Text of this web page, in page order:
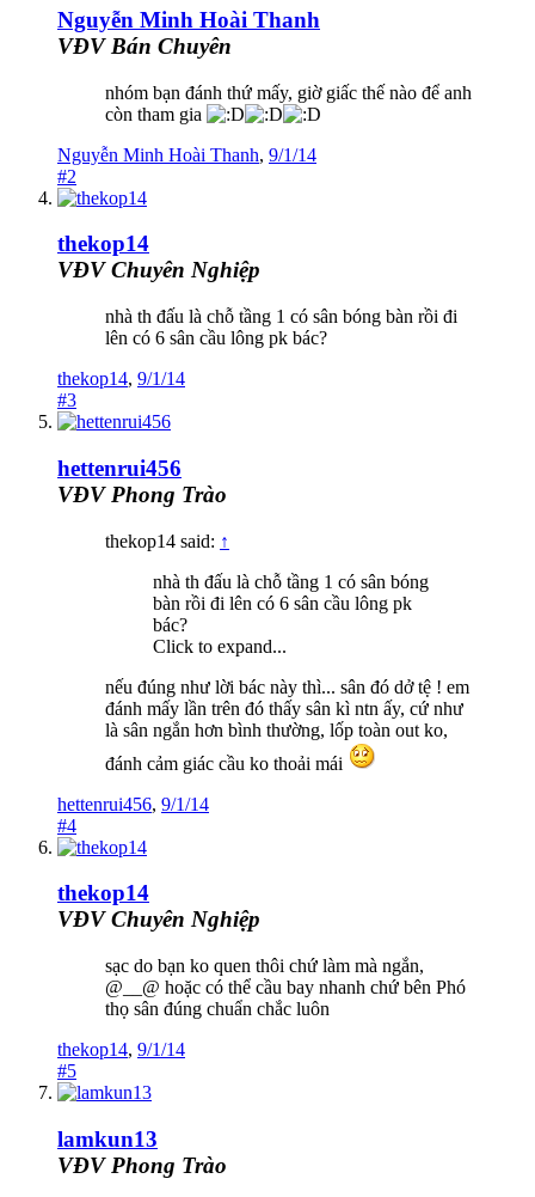
Nguyễn Minh Hoài Thanh
VĐV Bán Chuyên
nhóm bạn đánh thứ mấy, giờ giấc thế nào để anh
còn tham gia
Nguyễn Minh Hoài Thanh, 9/1/14
#2
thekop14
VĐV Chuyên Nghiệp
nhà th đấu là chỗ tầng 1 có sân bóng bàn rồi đi
lên có 6 sân cầu lông pk bác?
thekop14, 9/1/14
#3
hettenrui456
VĐV Phong Trào
thekop14 said: ↑
nhà th đấu là chỗ tầng 1 có sân bóng
bàn rồi đi lên có 6 sân cầu lông pk
bác?
Click to expand...
nếu đúng như lời bác này thì... sân đó dở tệ ! em
đánh mấy lần trên đó thấy sân kì ntn ấy, cứ như
là sân ngắn hơn bình thường, lốp toàn out ko,
đánh cảm giác cầu ko thoải mái
hettenrui456, 9/1/14
#4
thekop14
VĐV Chuyên Nghiệp
sạc do bạn ko quen thôi chứ làm mà ngắn,
@__@ hoặc có thể cầu bay nhanh chứ bên Phó
thọ sân đúng chuẩn chắc luôn
thekop14, 9/1/14
#5
lamkun13
VĐV Phong Trào